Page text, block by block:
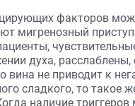
факторов
мигренозный
духа,
вина не приводит к
сладкого, то такое
наличие